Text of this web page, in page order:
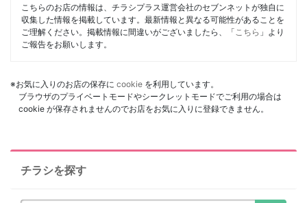
こちらのお店の情報は、チラシプラス運営会社のセブンネットが独自に
収集した情報を掲載しています。最新情報と異なる可能性があることを
ご理解ください。掲載情報に間違いがございましたら、「 こちら 」より
ご報告をお願いします。
※お気に入りのお店の保存に cookie を利用しています。
ブラウザのプライベートモードやシークレットモードでご利用の場合は
cookie が保存されませんのでお店をお気に入りに登録できません。
チラシを探す